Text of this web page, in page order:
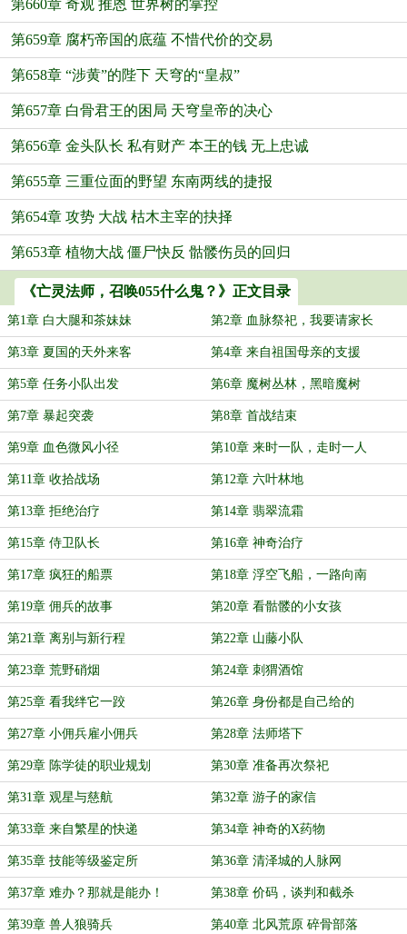
第660章 奇观 推恩 世界树的掌控
第659章 腐朽帝国的底蕴 不惜代价的交易
第658章 “涉黄”的陛下 天穹的“皇叔”
第657章 白骨君王的困局 天穹皇帝的决心
第656章 金头队长 私有财产 本王的钱 无上忠诚
第655章 三重位面的野望 东南两线的捷报
第654章 攻势 大战 枯木主宰的抉择
第653章 植物大战 僵尸快反 骷髅伤员的回归
《亡灵法师，召唤055什么鬼？》正文目录
第1章 白大腿和茶妹妹 第2章 血脉祭祀，我要请家长
第3章 夏国的天外来客 第4章 来自祖国母亲的支援
第5章 任务小队出发 第6章 魔树丛林，黑暗魔树
第7章 暴起突袭 第8章 首战结束
第9章 血色微风小径 第10章 来时一队，走时一人
第11章 收拾战场 第12章 六叶林地
第13章 拒绝治疗 第14章 翡翠流霜
第15章 侍卫队长 第16章 神奇治疗
第17章 疯狂的船票 第18章 浮空飞船，一路向南
第19章 佣兵的故事 第20章 看骷髅的小女孩
第21章 离别与新行程 第22章 山藤小队
第23章 荒野硝烟 第24章 刺猬酒馆
第25章 看我绊它一跤 第26章 身份都是自己给的
第27章 小佣兵雇小佣兵 第28章 法师塔下
第29章 陈学徒的职业规划 第30章 准备再次祭祀
第31章 观星与慈航 第32章 游子的家信
第33章 来自繁星的快递 第34章 神奇的X药物
第35章 技能等级鉴定所 第36章 清泽城的人脉网
第37章 难办？那就是能办！ 第38章 价码，谈判和截杀
第39章 兽人狼骑兵 第40章 北风荒原 碎骨部落